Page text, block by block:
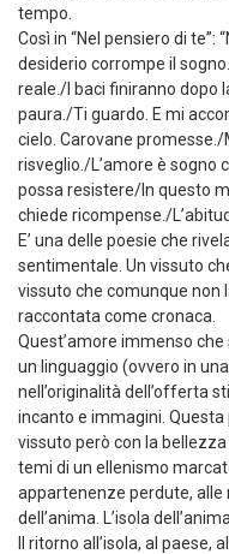
tempo.
Così in “Nel pensiero di te”:
desiderio corrompe il
reale./I baci finiranno dopo
paura./Ti guardo. E mi
cielo. Carovane promesse./
risveglio./L’amore è sogno
possa resistere/In questo
chiede ricompense./
E’ una delle poesie che
sentimentale. Un vissuto
vissuto che comunque non
raccontata come cronaca.
Quest’amore immenso
un linguaggio (ovvero in
nell’originalità dell’offerta
incanto e immagini.
vissuto però con la
temi di un ellenismo
appartenenze perdute, alle
dell’anima. L’isola dell’anima.
Il ritorno all’isola, al